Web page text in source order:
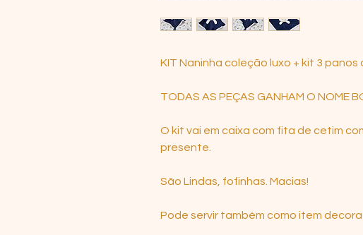
KIT Naninha coleção luxo + kit 3 panos
TODAS AS PEÇAS GANHAM O NOME
O kit vai em caixa com fita de cetim
presente.
São Lindas, fofinhas. Macias!
Pode servir também como item